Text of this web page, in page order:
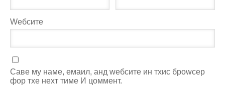
Wебсите
Саве мy наме, емаил, анд wебсите ин тхис броwсер
фор тхе неxт тиме И цоммент.